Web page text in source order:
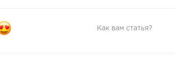
Как вам статья?